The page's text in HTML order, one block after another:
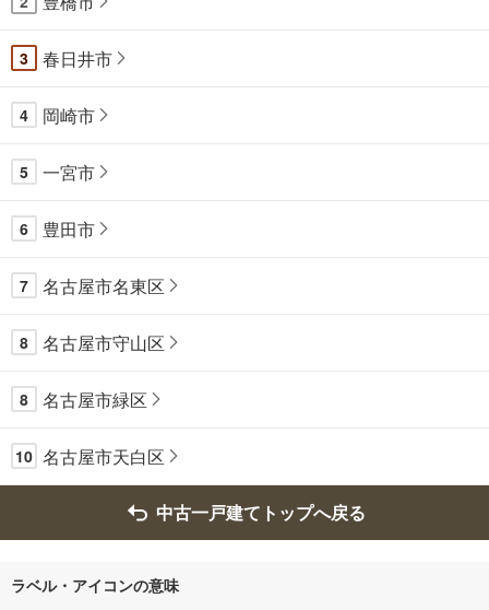
3 春日井市
4 岡崎市
5 一宮市
6 豊田市
7 名古屋市名東区
8 名古屋市守山区
8 名古屋市緑区
10 名古屋市天白区
中古一戸建てトップへ戻る
ラベル・アイコンの意味